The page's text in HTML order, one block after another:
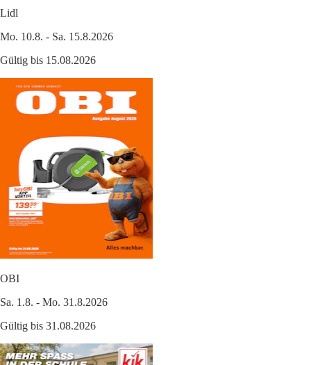
Lidl
Mo. 10.8. - Sa. 15.8.2026
Gültig bis 15.08.2026
OBI
Sa. 1.8. - Mo. 31.8.2026
Gültig bis 31.08.2026